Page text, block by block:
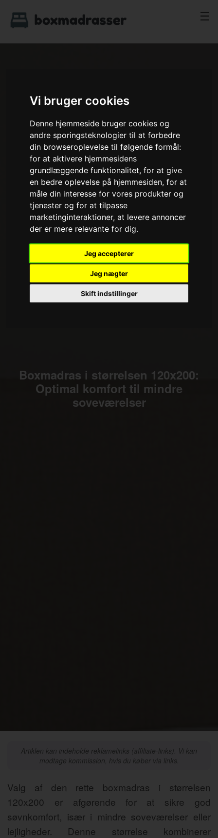
Vi bruger cookies
Denne hjemmeside bruger cookies og
andre sporingsteknologier til at forbedre
din browseroplevelse til følgende formål:
for at aktivere hjemmesidens
grundlæggende funktionalitet,for at give
en bedre oplevelse på hjemmesiden,for at
måle din interesse for vores produkter og
tjenester og for at tilpasse
marketinginteraktioner,at levere annoncer
der er mere relevante for dig.
Jeg accepterer
Jeg nægter
Skift indstillinger
☰
Boxmadras i størrelsen 120x200:
Optimal komfort til mindre
soveværelser
Artiklen kan indeholde reklamelinks (affiliate-links). Vi kan
modtage kommission, hvis du køber via links.
Valg af den rette boxmadras i størrelsen
120x200 er afgørende for at sikre god
søvnkomfort, især i mindre soveværelser eller
lejligheder. Denne størrelse kombinerer